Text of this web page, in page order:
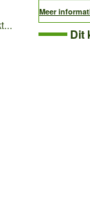
Meer
Dit